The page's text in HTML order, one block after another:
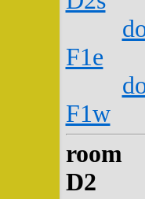
F1e
F1w
room
D2